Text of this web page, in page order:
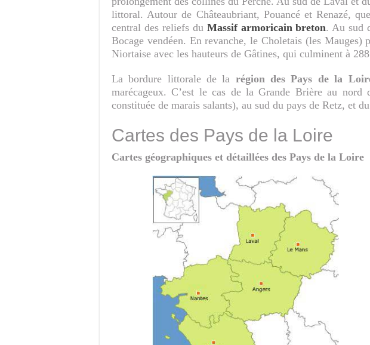
littoral. Autour de Châteaubriant, Pouancé et Renazé,
central des reliefs du Massif armoricain breton. Au sud
Bocage vendéen. En revanche, le Choletais (les Mauges)
Niortaise avec les hauteurs de Gâtines, qui culminent à
La bordure littorale de la région des Pays de la
marécageux. C’est le cas de la Grande Brière au
constituée de marais salants), au sud du pays de Retz, et
Cartes des Pays de la Loire
Cartes géographiques et détaillées des Pays de la Loire